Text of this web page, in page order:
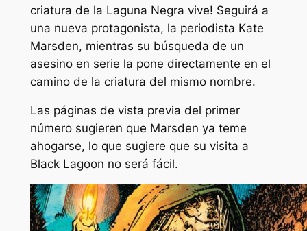
criatura de la Laguna Negra vive! Seguirá a
una nueva protagonista, la periodista Kate
Marsden, mientras su búsqueda de un
asesino en serie la pone directamente en el
camino de la criatura del mismo nombre.
Las páginas de vista previa del primer
número sugieren que Marsden ya teme
ahogarse, lo que sugiere que su visita a
Black Lagoon no será fácil.